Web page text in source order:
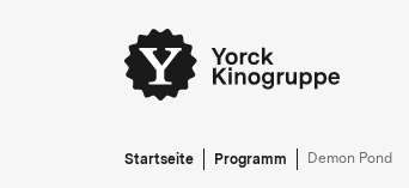
Startseite Programm Demon Pond